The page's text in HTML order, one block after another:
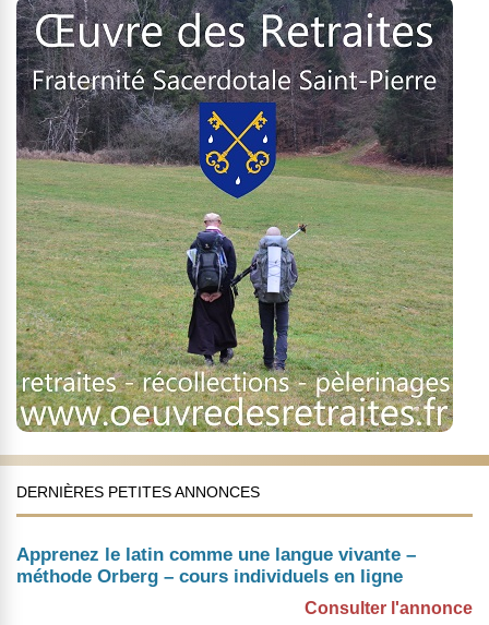
DERNIÈRES PETITES ANNONCES
Apprenez le latin comme une langue vivante –
méthode Orberg – cours individuels en ligne
Consulter l'annonce